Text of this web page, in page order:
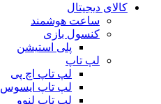
کالای دیجیتال
ساعت هوشمند
کنسول بازی
پلی استیشن
لپ تاپ
لپ تاپ اچ پی
لپ تاپ ایسوس
لپ تاپ لنوو